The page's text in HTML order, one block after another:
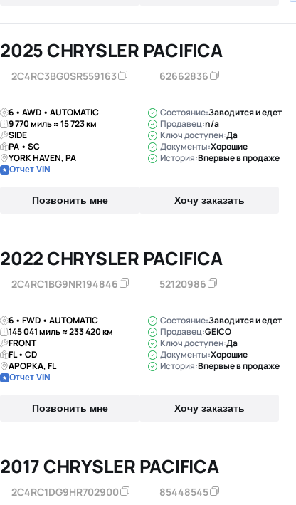
2025 CHRYSLER PACIFICA
2C4RC3BG0SR559163 62662836
6 • AWD • AUTOMATIC
9 770 миль ≈ 15 723 км
SIDE
PA • SC
YORK HAVEN, PA
Отчет VIN
Состояние:Заводится и едет
Продавец:n/a
Ключ доступен:Да
Документы:Хорошие
История:Впервые в продаже
Позвонить мне Хочу заказать
2022 CHRYSLER PACIFICA
2C4RC1BG9NR194846 52120986
6 • FWD • AUTOMATIC
145 041 миль ≈ 233 420 км
FRONT
FL • CD
APOPKA, FL
Отчет VIN
Состояние:Заводится и едет
Продавец:GEICO
Ключ доступен:Да
Документы:Хорошие
История:Впервые в продаже
Позвонить мне Хочу заказать
2017 CHRYSLER PACIFICA
2C4RC1DG9HR702900 85448545